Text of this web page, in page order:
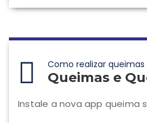
Como realizar
Queimas e
Instale a nova app queima